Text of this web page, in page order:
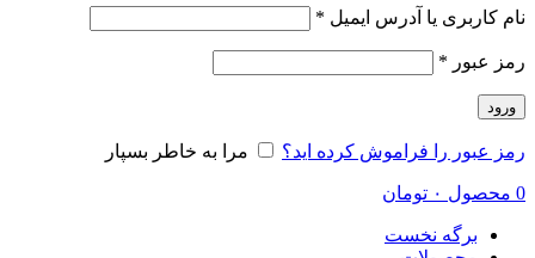
نام کاربری یا آدرس ایمیل *
رمز عبور *
ورود
رمز عبور را فراموش کرده اید؟ مرا به خاطر بسپار
0 محصول ۰ تومان
برگه نخست